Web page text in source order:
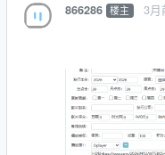
866286 楼主 3月